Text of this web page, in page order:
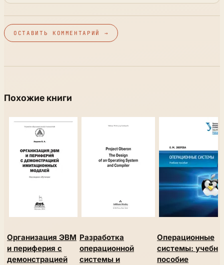
ОСТАВИТЬ КОММЕНТАРИЙ →
Похожие книги
Организация ЭВМ
и периферия с
демонстрацией
Разработка
операционной
системы и
Операционные
системы:
пособие